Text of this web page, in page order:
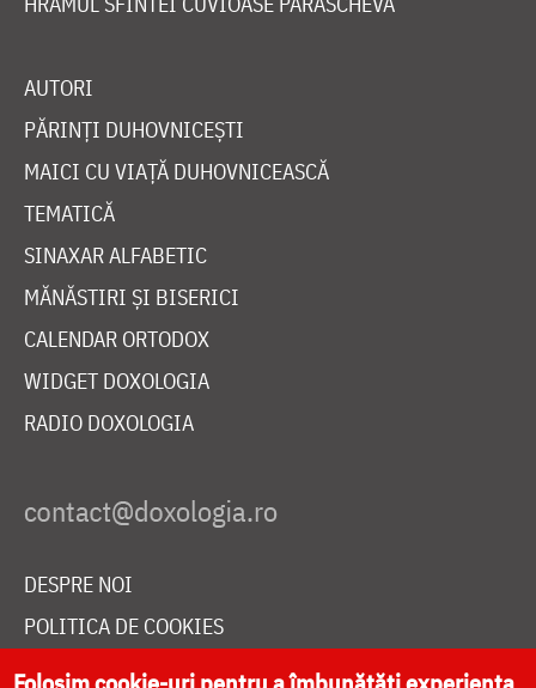
AUTORI
PĂRINȚI DUHOVNICEȘTI
MAICI CU VIAȚĂ DUHOVNICEASCĂ
TEMATICĂ
SINAXAR ALFABETIC
MĂNĂSTIRI ȘI BISERICI
CALENDAR ORTODOX
WIDGET DOXOLOGIA
RADIO DOXOLOGIA
DESPRE NOI
POLITICA DE COOKIES
DONEAZĂ ONLINE PENTRU CATEDRALA NAȚIONALĂ